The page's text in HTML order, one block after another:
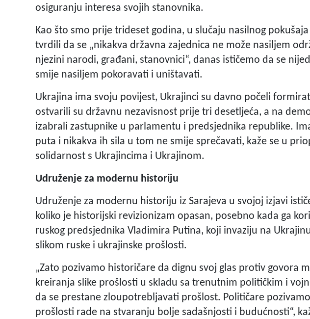
osiguranju interesa svojih stanovnika.
Kao što smo prije trideset godina, u slučaju nasilnog
tvrdili da se „nikakva državna zajednica ne može nasiljem
njezini narodi, građani, stanovnici“, danas ističemo da se
smije nasiljem pokoravati i uništavati.
Ukrajina ima svoju povijest, Ukrajinci su davno počeli
ostvarili su državnu nezavisnost prije tri desetljeća, a na
izabrali zastupnike u parlamentu i predsjednika republike.
puta i nikakva ih sila u tom ne smije sprečavati, kaže se u
solidarnost s Ukrajincima i Ukrajinom.
Udruženje za modernu historiju
Udruženje za modernu historiju iz Sarajeva u svojoj izjavi
koliko je historijski revizionizam opasan, posebno kada ga
ruskog predsjednika Vladimira Putina, koji invaziju na
slikom ruske i ukrajinske prošlosti.
„Zato pozivamo historičare da dignu svoj glas protiv govora
kreiranja slike prošlosti u skladu sa trenutnim političkim i
da se prestane zloupotrebljavati prošlost. Političare
prošlosti rade na stvaranju bolje sadašnjosti i budućnosti“,